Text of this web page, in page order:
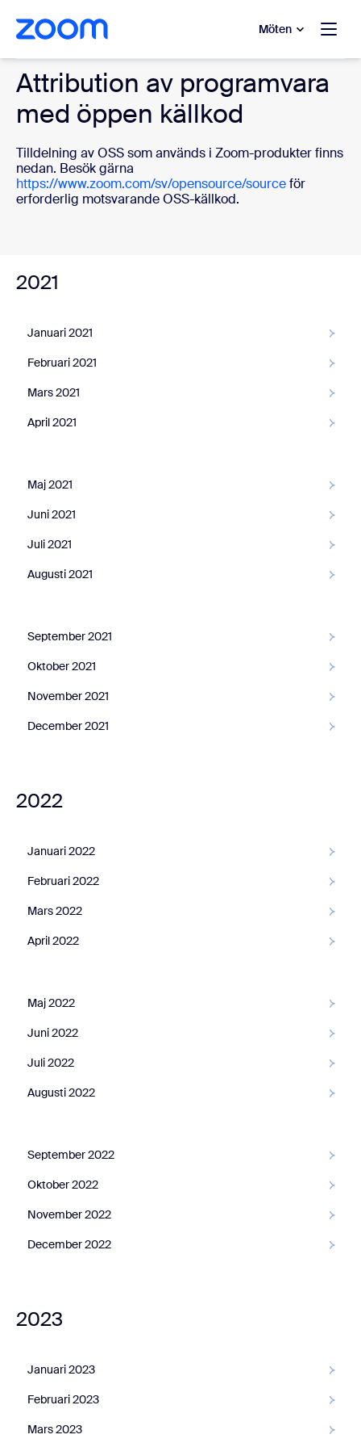
huvudinnehåll
till hjälpchatt Möten
Attribution av programvara
med öppen källkod
Tilldelning av OSS som används i Zoom-produkter finns
nedan. Besök gärna
https://www.zoom.com/sv/opensource/sourceför
erforderlig motsvarande OSS-källkod.
2021
Januari 2021
Februari 2021
Mars 2021
April 2021
Maj 2021
Juni 2021
Juli 2021
Augusti 2021
September 2021
Oktober 2021
November 2021
December 2021
2022
Januari 2022
Februari 2022
Mars 2022
April 2022
Maj 2022
Juni 2022
Juli 2022
Augusti 2022
September 2022
Oktober 2022
November 2022
December 2022
2023
Januari 2023
Februari 2023
Mars 2023